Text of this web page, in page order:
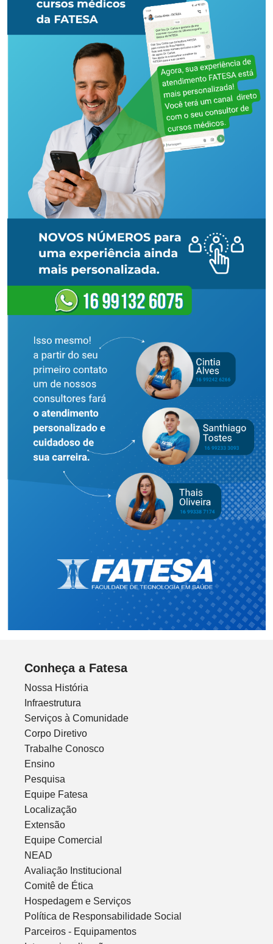
Conheça a Fatesa
Nossa História
Infraestrutura
Serviços à Comunidade
Corpo Diretivo
Trabalhe Conosco
Ensino
Pesquisa
Equipe Fatesa
Localização
Extensão
Equipe Comercial
NEAD
Avaliação Institucional
Comitê de Ética
Hospedagem e Serviços
Política de Responsabilidade Social
Parceiros - Equipamentos